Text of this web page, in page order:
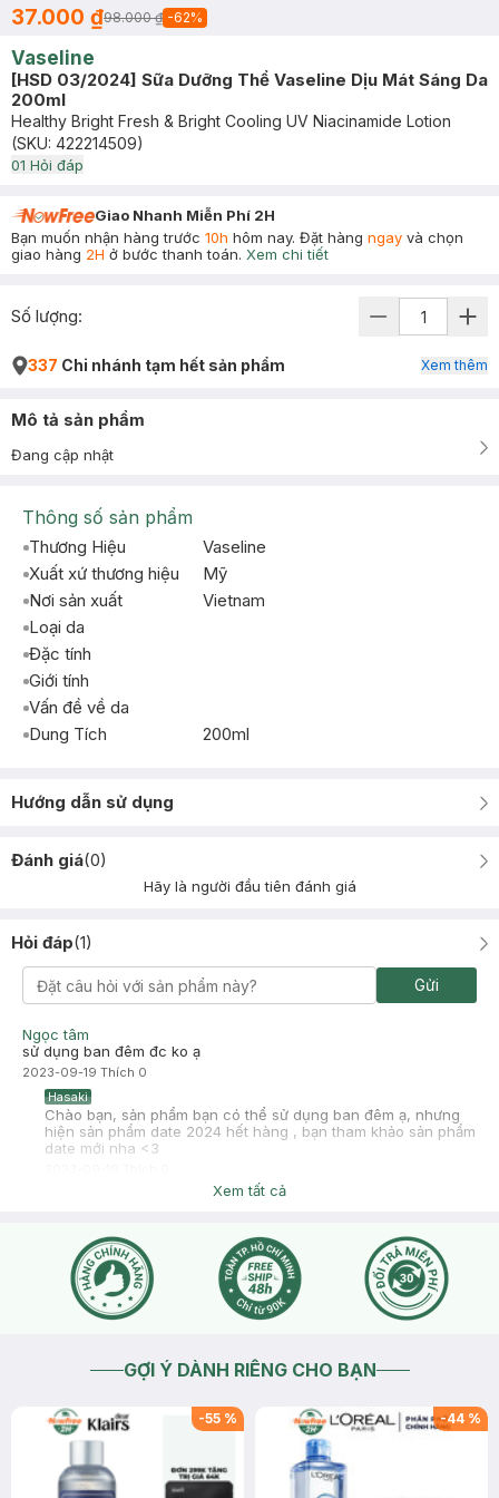
37.000 ₫98.000 ₫ -62%
Vaseline
[HSD 03/2024] Sữa Dưỡng Thể Vaseline Dịu Mát Sáng Da
200ml
Healthy Bright Fresh & Bright Cooling UV Niacinamide Lotion
(SKU: 422214509)
01 Hỏi đáp
Giao Nhanh Miễn Phí 2H
Bạn muốn nhận hàng trước 10h hôm nay. Đặt hàng ngay và chọn
giao hàng 2H ở bước thanh toán. Xem chi tiết
Số lượng:
337 Chi nhánh tạm hết sản phẩm Xem thêm
Mô tả sản phẩm
Đang cập nhật
Thông số sản phẩm
Thương Hiệu
Vaseline
Xuất xứ thương hiệu
Mỹ
Nơi sản xuất
Vietnam
Loại da
Đặc tính
Giới tính
Vấn đề về da
Dung Tích
200ml
Hướng dẫn sử dụng
Đánh giá(0)
Hãy là người đầu tiên đánh giá
Hỏi đáp(1)
Gửi
Ngọc tâm
sử dụng ban đêm đc ko ạ
2023-09-19 Thích 0
Hasaki
Chào bạn, sản phẩm bạn có thể sử dụng ban đêm ạ, nhưng
hiện sản phẩm date 2024 hết hàng , bạn tham khảo sản phẩm
date mới nha <3
Xem tất cả
GỢI Ý DÀNH RIÊNG CHO BẠN
-55 % -44 %